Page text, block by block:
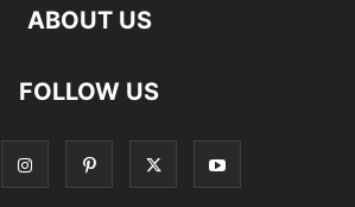
ABOUT US
FOLLOW US